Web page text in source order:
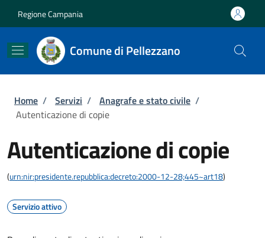
Regione Campania
Comune di Pellezzano
Briciole di pane
Home / Servizi / Anagrafe e stato civile /
Autenticazione di copie
Autenticazione di copie
(urn:nir:presidente.repubblica:decreto:2000-12-28;445~art18)
Servizio attivo